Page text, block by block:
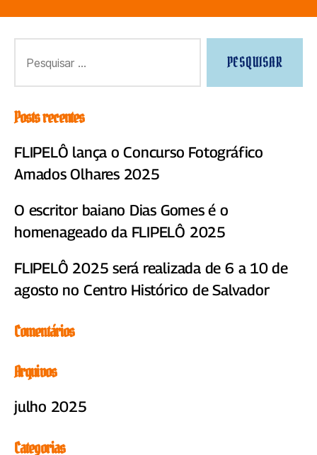
Posts recentes
FLIPELÔ lança o Concurso Fotográfico
Amados Olhares 2025
O escritor baiano Dias Gomes é o
homenageado da FLIPELÔ 2025
FLIPELÔ 2025 será realizada de 6 a 10 de
agosto no Centro Histórico de Salvador
Comentários
Arquivos
julho 2025
Categorias